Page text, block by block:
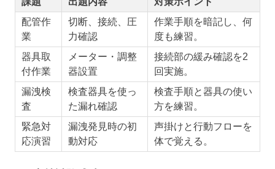
配管作
業
切断、接続、圧
力確認
作業手順を暗記し、何
度も練習。
器具取
付作業
メーター・調整
器設置
接続部の緩み確認を2
回実施。
漏洩検
査
検査器具を使っ
た漏れ確認
検査手順と器具の使い
方を練習。
緊急対
応演習
漏洩発見時の初
動対応
声掛けと行動フローを
体で覚える。